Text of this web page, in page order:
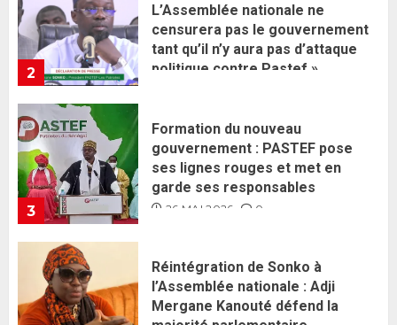
3
gouvernement : PASTEF pose
ses lignes rouges et met en
garde ses responsables
26 MAI 2026 0
4
Réintégration de Sonko à
l’Assemblée nationale : Adji
Mergane Kanouté défend la
majorité parlementaire
26 MAI 2026 0
Guy Marius Sagna inquiet après la
nomination d’Al Aminou Lo : «
J’espère me tromper »